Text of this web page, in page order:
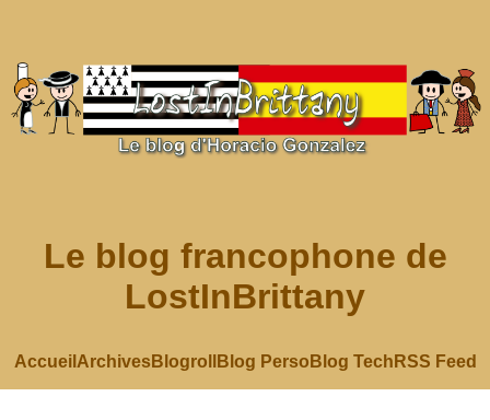
Le blog francophone de
LostInBrittany
Accueil ArchivesBlogroll Blog Perso Blog Tech RSS Feed